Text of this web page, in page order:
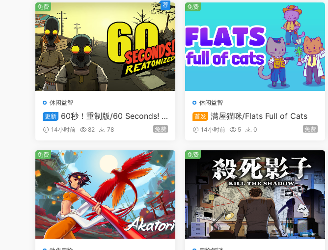
虾仔游戏 - 单机游戏与 Steam 游戏资源下载仓库
休闲益智
更新
60秒！重制版/60 Seconds! R
eatomized
14小时前 82 78 免费
免费 荐
休闲益智
首发 满屋猫咪/Flats Full of Cats
14小时前 5 0 免费
免费
免费 免费